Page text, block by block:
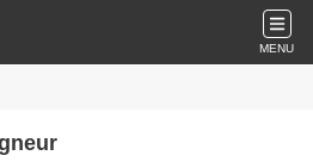
MENU